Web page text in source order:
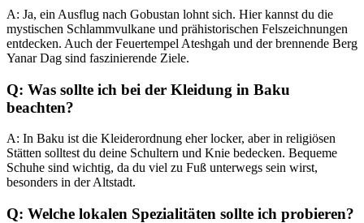
A: Ja, ein Ausflug nach Gobustan lohnt sich. Hier kannst du die
mystischen Schlammvulkane und prähistorischen Felszeichnungen
entdecken. Auch der Feuertempel Ateshgah und der brennende Berg
Yanar Dag sind faszinierende Ziele.
Q: Was sollte ich bei der Kleidung in Baku
beachten?
A: In Baku ist die Kleiderordnung eher locker, aber in religiösen
Stätten solltest du deine Schultern und Knie bedecken. Bequeme
Schuhe sind wichtig, da du viel zu Fuß unterwegs sein wirst,
besonders in der Altstadt.
Q: Welche lokalen Spezialitäten sollte ich probieren?